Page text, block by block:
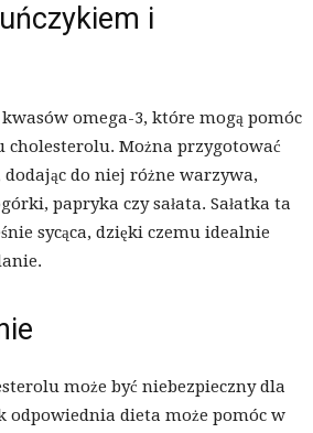
i
kwasów omega-3, które mogą pomóc
Można przygotować
dodając do niej różne warzywa,
papryka czy sałata. Sałatka ta
sycąca, dzięki czemu idealnie
może być niebezpieczny dla
odpowiednia dieta może pomóc w